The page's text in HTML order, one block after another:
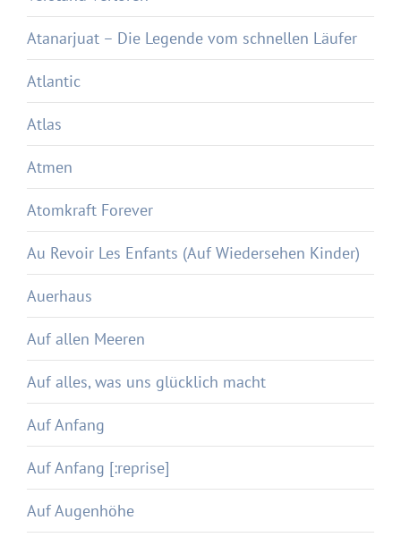
Atanarjuat – Die Legende vom schnellen Läufer
Atlantic
Atlas
Atmen
Atomkraft Forever
Au Revoir Les Enfants (Auf Wiedersehen Kinder)
Auerhaus
Auf allen Meeren
Auf alles, was uns glücklich macht
Auf Anfang
Auf Anfang [:reprise]
Auf Augenhöhe